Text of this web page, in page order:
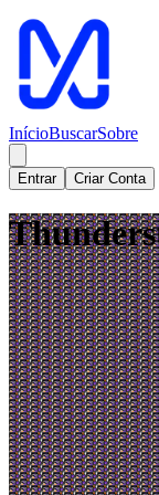
InícioBuscarSobre
Entrar Criar Conta